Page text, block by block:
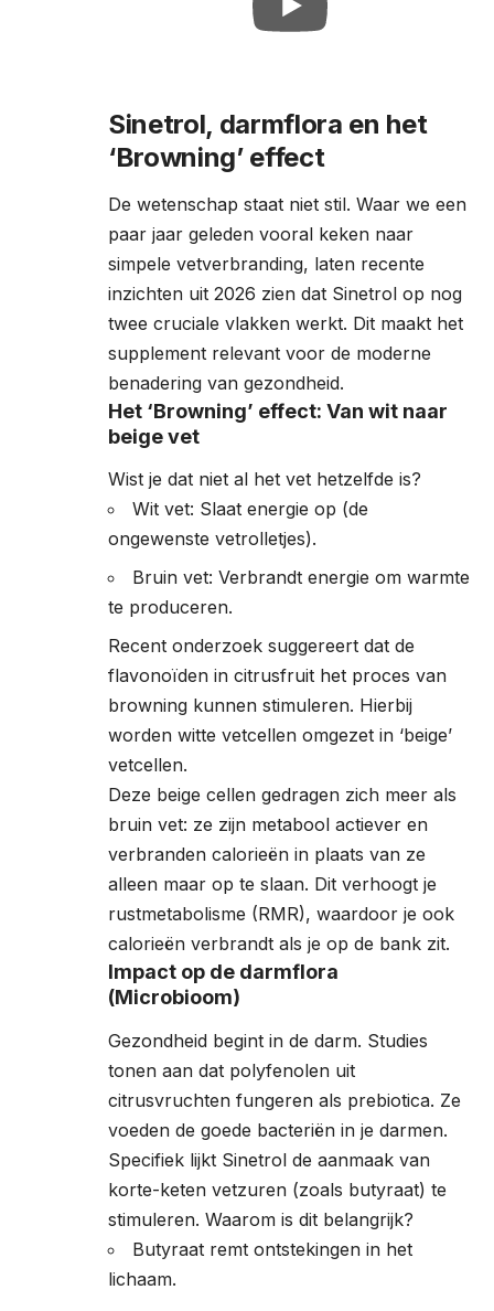
Sinetrol, darmflora en het
‘Browning’ effect
De wetenschap staat niet stil. Waar we een
paar jaar geleden vooral keken naar
simpele vetverbranding, laten recente
inzichten uit 2026 zien dat Sinetrol op nog
twee cruciale vlakken werkt. Dit maakt het
supplement relevant voor de moderne
benadering van gezondheid.
Het ‘Browning’ effect: Van wit naar
beige vet
Wist je dat niet al het vet hetzelfde is?
Wit vet: Slaat energie op (de
ongewenste vetrolletjes).
Bruin vet: Verbrandt energie om warmte
te produceren.
Recent onderzoek suggereert dat de
flavonoïden in citrusfruit het proces van
browning kunnen stimuleren. Hierbij
worden witte vetcellen omgezet in ‘beige’
vetcellen.
Deze beige cellen gedragen zich meer als
bruin vet: ze zijn metabool actiever en
verbranden calorieën in plaats van ze
alleen maar op te slaan. Dit verhoogt je
rustmetabolisme (RMR), waardoor je ook
calorieën verbrandt als je op de bank zit.
Impact op de darmflora
(Microbioom)
Gezondheid begint in de darm. Studies
tonen aan dat polyfenolen uit
citrusvruchten fungeren als prebiotica. Ze
voeden de goede bacteriën in je darmen.
Specifiek lijkt Sinetrol de aanmaak van
korte-keten vetzuren (zoals butyraat) te
stimuleren. Waarom is dit belangrijk?
Butyraat remt ontstekingen in het
lichaam.